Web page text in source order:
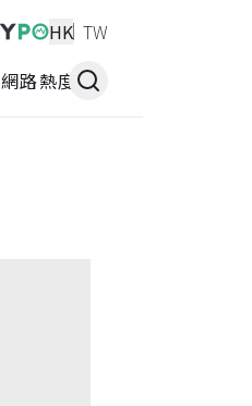
HK TW
網路熱度